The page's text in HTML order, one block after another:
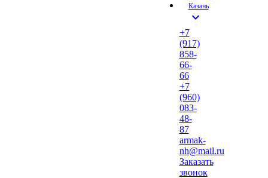
Казань
expand_more
+7
(917)
858-
66-
66
+7
(960)
083-
48-
87
armak-
nh@mail.ru
Заказать
звонок